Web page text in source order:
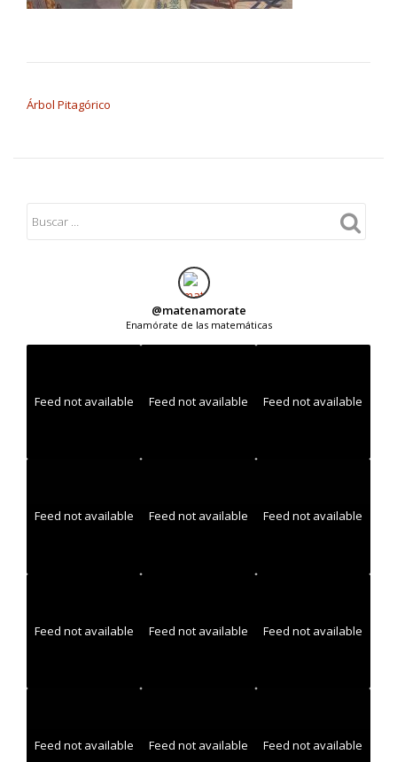
Árbol Pitagórico
@matenamorate
Enamórate de las matemáticas
Feed not available Feed not available Feed not available
Feed not available Feed not available Feed not available
Feed not available Feed not available Feed not available
Feed not available Feed not available Feed not available